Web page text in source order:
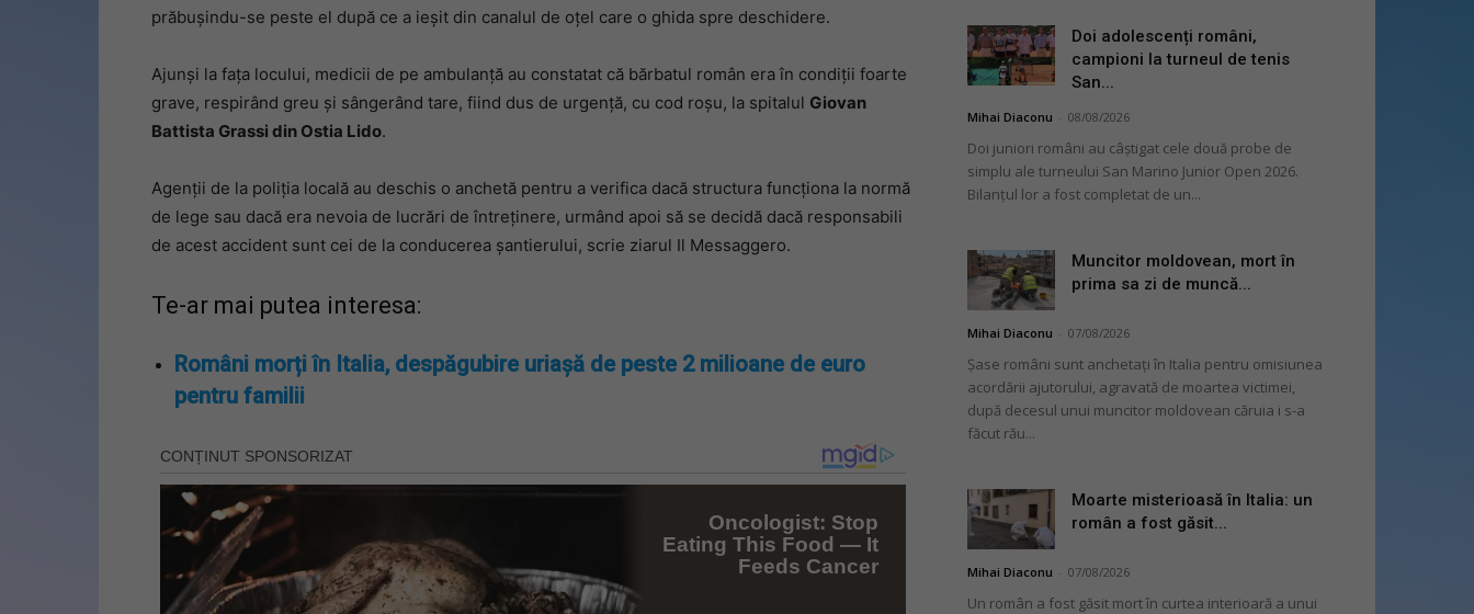
din
Italia
prăbușindu-se peste el după ce a ieșit din canalul de oțel care o ghida spre deschidere.
Ajunși la fața locului, medicii de pe ambulanță au constatat că bărbatul român era în condiții foarte
grave, respirând greu și sângerând tare, fiind dus de urgență, cu cod roșu, la spitalul Giovan
Battista Grassi din Ostia Lido.
Agenții de la poliția locală au deschis o anchetă pentru a verifica dacă structura funcționa la normă
de lege sau dacă era nevoia de lucrări de întreținere, urmând apoi să se decidă dacă responsabili
de acest accident sunt cei de la conducerea șantierului, scrie ziarul Il Messaggero.
Te-ar mai putea interesa:
Români morți în Italia, despăgubire uriașă de peste 2 milioane de euro
pentru familii
Doi adolescenți români,
campioni la turneul de tenis
San...
Mihai Diaconu 08/08/2026
Doi juniori români au câștigat cele două probe de
simplu ale turneului San Marino Junior Open 2026.
Bilanțul lor a fost completat de un...
Muncitor moldovean, mort în
prima sa zi de muncă...
Mihai Diaconu 07/08/2026
Șase români sunt anchetați în Italia pentru omisiunea
acordării ajutorului, agravată de moartea victimei,
după decesul unui muncitor moldovean căruia i s-a
făcut rău...
Moarte misterioasă în Italia: un
român a fost găsit...
Mihai Diaconu 07/08/2026
Un român a fost găsit mort în curtea interioară a unui